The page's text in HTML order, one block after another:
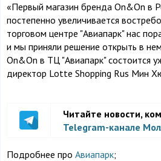
«Первый магазин бренда On&On в
постепенно увеличивается
торговом центре "Авиапарк" нас
и мы приняли решение открыть в
On&On в ТЦ "Авиапарк" состоится
директор Lotte Shopping Rus Мин
Читайте новости,
Telegram-канале
Подробнее про Авиапарк;